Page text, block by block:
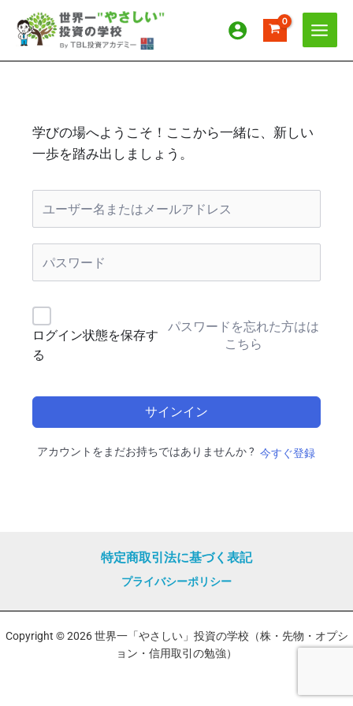
ス
学びの場へようこそ！ここから一緒に、新しい
一歩を踏み出しましょう。
ログイン状態を保存す
る
パスワードを忘れた方はは
こちら
サインイン
アカウントをまだお持ちではありませんか ? 今すぐ登録
特定商取引法に基づく表記
プライバシーポリシー
Copyright © 2026 世界一「やさしい」投資の学校（株・先物・オプシ
ョン・信用取引の勉強）